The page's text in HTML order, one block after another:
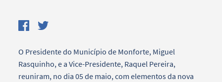
O Presidente do Município de Monforte, Miguel
Rasquinho, e a Vice-Presidente, Raquel Pereira,
reuniram, no dia 05 de maio, com elementos da nova